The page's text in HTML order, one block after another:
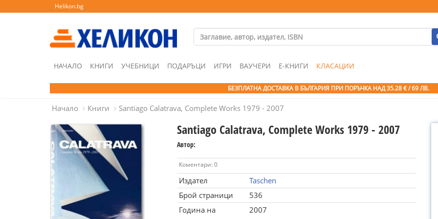
Helikon.bg
НАЧАЛО КНИГИ УЧЕБНИЦИ ПОДАРЪЦИ ИГРИ ВАУЧЕРИ Е-КНИГИ КЛАСАЦИИ
БЕЗПЛАТНА ДОСТАВКА В БЪЛГАРИЯ ПРИ ПОРЪЧКА НАД 35.28 € / 69 ЛВ.
Начало Книги Santiago Calatrava, Complete Works 1979 - 2007
Santiago Calatrava, Complete Works 1979 - 2007
Автор:
Коментари: 0
Издател
Taschen
Брой страници
536
Година на
2007